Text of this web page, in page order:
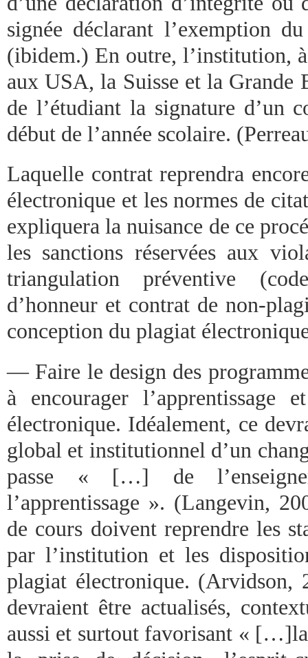
signée déclarant l’exemption
(ibidem.) En outre, l’institution,
aux USA, la Suisse et la Grande
de l’étudiant la signature d’un
début de l’année scolaire.
Laquelle contrat reprendra
électronique et les normes de
expliquera la nuisance de ce
les sanctions réservées aux
triangulation préventive
d’honneur et contrat de non-
conception du plagiat
— Faire le design des
à encourager l’apprentissage
électronique. Idéalement, ce
global et institutionnel d’un
passe « […] de
l’apprentissage ». (Langevin,
de cours doivent reprendre les
par l’institution et les
plagiat électronique. (Arvidson,
devraient être actualisés,
aussi et surtout favorisant «